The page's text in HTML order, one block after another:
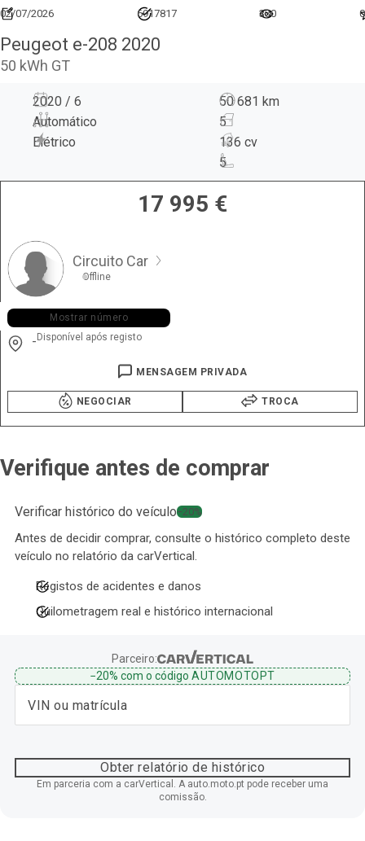
02/07/2026 6917817 330 0
Peugeot e-208 2020
50 kWh GT
2020 / 6
50 681 km
Automático
5
Elétrico
136 cv
5
17 995 €
Circuito Car
Offline
+351 911 ••• •92
Mostrar número
Disponível após registo
-
MENSAGEM PRIVADA
NEGOCIAR TROCA
Verifique antes de comprar
Verificar histórico do veículo−20%
Antes de decidir comprar, consulte o histórico completo deste
veículo no relatório da carVertical.
Registos de acidentes e danos
Quilometragem real e histórico internacional
Parceiro:
−20%com o código AUTOMOTOPT
Obter relatório de histórico
Em parceria com a carVertical. A auto.moto.pt pode receber uma
comissão.